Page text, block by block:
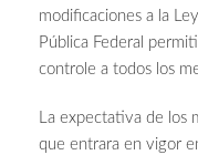
modificaciones a la
Pública Federal
controle a todos los
La expectativa de los
que entrara en vigor